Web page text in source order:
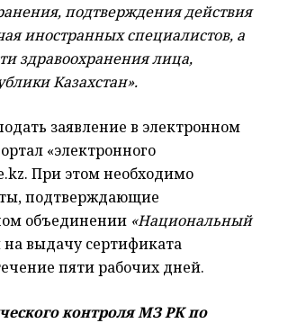
подтверждения действия
иностранных специалистов, а
здравоохранения лица,
Казахстан».
заявление в электронном
«электронного
При этом необходимо
подтверждающие
объединении «Национальный
на выдачу сертификата
пяти рабочих дней.
контроля МЗ РК по